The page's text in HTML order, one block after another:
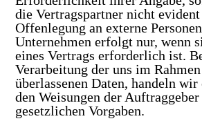
die Vertragspartner nicht
Offenlegung an externe
Unternehmen erfolgt nur, wenn
eines Vertrags erforderlich ist.
Verarbeitung der uns im
überlassenen Daten, handeln wir
den Weisungen der
gesetzlichen Vorgaben.